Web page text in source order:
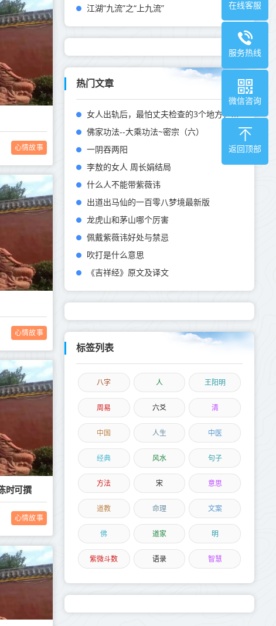
心情故事
心情故事
时可撰
心情故事
江湖“九流”之“上九流”
热门文章
佛家功法--大乘功法~密宗（六）
一阴吞两阳
李敖的女人 周长娟结局
什么人不能带紫薇讳
出道出马仙的一百零八梦境最新版
龙虎山和茅山哪个厉害
佩戴紫薇讳好处与禁忌
吹打是什么意思
《吉祥经》原文及译文
标签列表
八字 人 王阳明
周易 六爻 清
中国 人生 中医
经典 风水 句子
方法 宋 意思
道教 命理 文案
佛 道家 明
紫微斗数 语录 智慧
在线客服
服务热线
微信咨询
返回顶部